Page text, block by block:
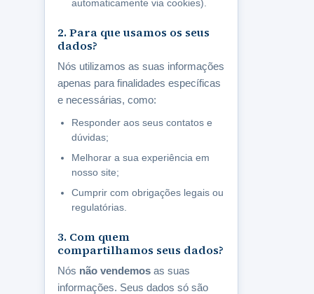
automaticamente via cookies).
2. Para que usamos os seus
dados?
Nós utilizamos as suas informações
apenas para finalidades específicas
e necessárias, como:
Responder aos seus contatos e
dúvidas;
Melhorar a sua experiência em
nosso site;
Cumprir com obrigações legais ou
regulatórias.
3. Com quem
compartilhamos seus dados?
Nós não vendemos as suas
informações. Seus dados só são